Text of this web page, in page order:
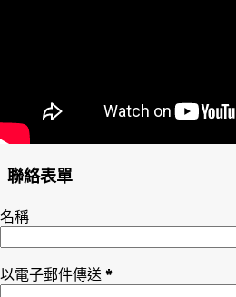
聯絡表單
名稱
以電子郵件傳送 *